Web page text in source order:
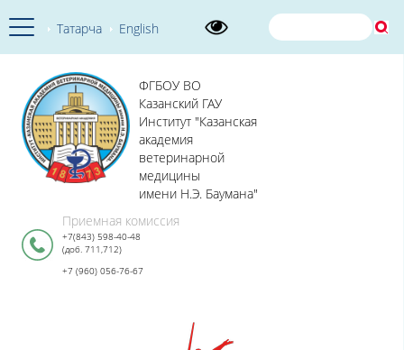
Татарча English
ФГБОУ ВО
Казанский ГАУ
Институт "Казанская
академия
ветеринарной
медицины
имени Н.Э. Баумана"
Приемная комиссия
+7(843) 598-40-48
(доб. 711,712)
+7 (960) 056-76-67